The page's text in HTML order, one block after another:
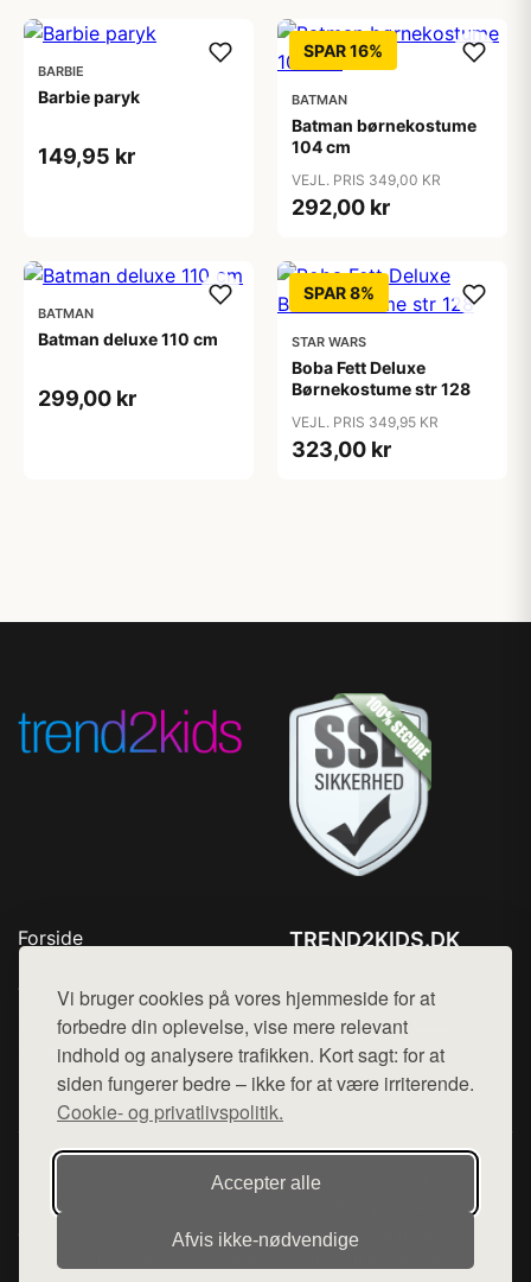
Vi bruger cookies på vores hjemmeside for at
forbedre din oplevelse, vise mere relevant
indhold og analysere trafikken. Kort sagt: for at
siden fungerer bedre – ikke for at være irriterende.
Cookie- og privatlivspolitik.
Accepter alle
Afvis ikke‑nødvendige
BARBIE
Barbie paryk
149,95 kr
SPAR 16%
BATMAN
Batman børnekostume
104 cm
VEJL. PRIS 349,00 KR
292,00 kr
BATMAN
Batman deluxe 110 cm
299,00 kr
SPAR 8%
STAR WARS
Boba Fett Deluxe
Børnekostume str 128
VEJL. PRIS 349,95 KR
323,00 kr
Forside
Top Rabatter
Blog
Kontakt
TREND2KIDS.DK
Mail: hej@want.dk
Cookie- og privatlivspolitik
Denne side er en del af want.dk, der udgiver en række
hjemmesider med præsentation af forskellige produkter fra
diverse webshops. Der sælges ikke varer fra denne side - vi
henviser til de shops, som sælger varen. Vi har heller ikke